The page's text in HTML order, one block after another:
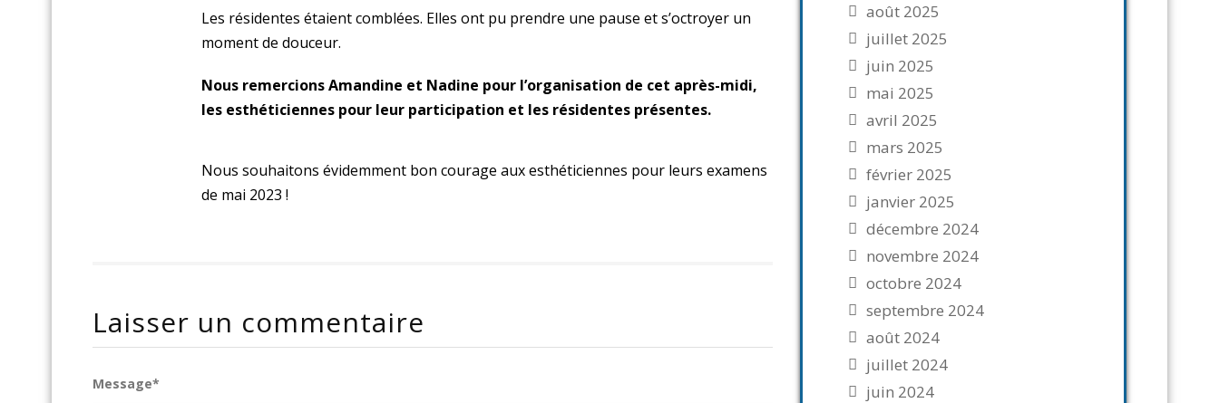
Les résidentes étaient comblées. Elles ont pu prendre une pause et s’octroyer un
moment de douceur.
Nous remercions Amandine et Nadine pour l’organisation de cet après-midi,
les esthéticiennes pour leur participation et les résidentes présentes.
Nous souhaitons évidemment bon courage aux esthéticiennes pour leurs examens
de mai 2023 !
Laisser un commentaire
Message*
août 2025
juillet 2025
juin 2025
mai 2025
avril 2025
mars 2025
février 2025
janvier 2025
décembre 2024
novembre 2024
octobre 2024
septembre 2024
août 2024
juillet 2024
juin 2024